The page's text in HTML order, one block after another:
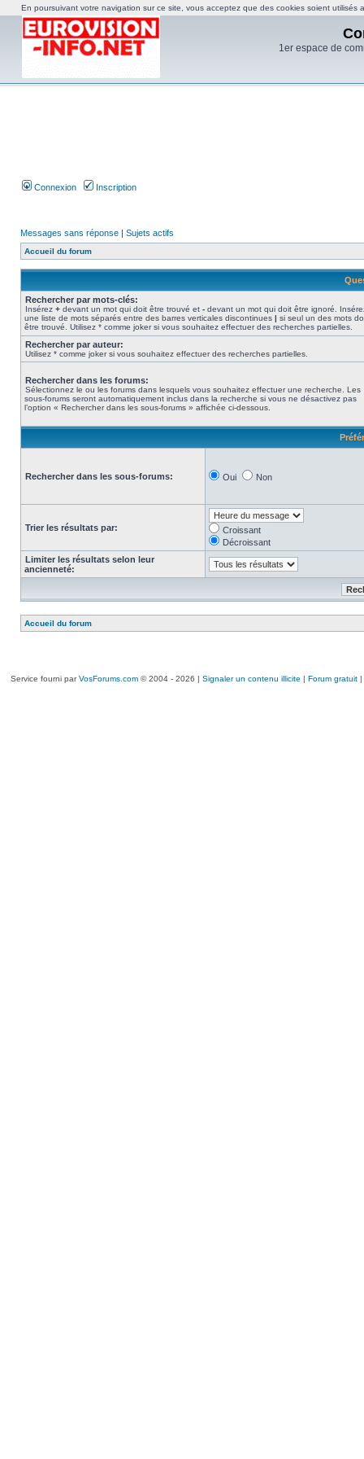
1er espace de
Connexion Inscription
Messages sans réponse | Sujets actifs
Accueil du forum
Rechercher par mots-clés:
Insérez + devant un mot qui doit être trouvé et - devant un mot qui doit être ignoré.
une liste de mots séparés entre des barres verticales discontinues | si seul un des mots
être trouvé. Utilisez * comme joker si vous souhaitez effectuer des recherches partielles.
Rechercher par auteur:
Utilisez * comme joker si vous souhaitez effectuer des recherches partielles.
Rechercher dans les forums:
Sélectionnez le ou les forums dans lesquels vous souhaitez effectuer une recherche. Les
sous-forums seront automatiquement inclus dans la recherche si vous ne désactivez pas
l’option « Rechercher dans les sous-forums » affichée ci-dessous.
Rechercher dans les sous-forums: Oui Non
Trier les résultats par:
Croissant
Décroissant
Limiter les résultats selon leur
ancienneté:
Accueil du forum
Service fourni parVosForums.com© 2004 - 2026 | Signaler un contenu illicite | Forum gratuit|
En poursuivant votre navigation sur ce site, vous acceptez que des cookies soient